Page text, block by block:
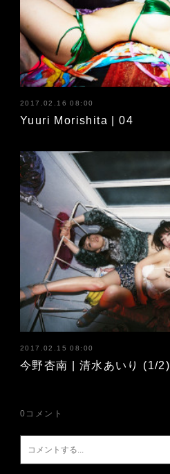
2017.02.16 08:00
Yuuri Morishita | 04
2017.02.15 08:00
今野杏南 | 清水あいり (1/2)
0 コメント